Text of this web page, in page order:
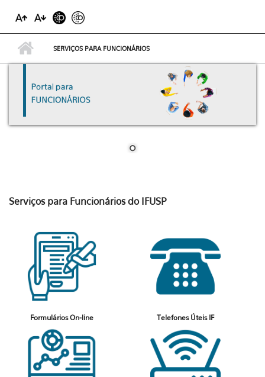
SERVIÇOS PARA FUNCIONÁRIOS
Serviços para Funcionários do IFUSP
Formulários On-line Telefones Úteis IF